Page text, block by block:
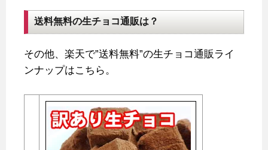
送料無料の生チョコ通販は？
その他、楽天で”送料無料”の生チョコ通販ライ
ンナップはこちら。